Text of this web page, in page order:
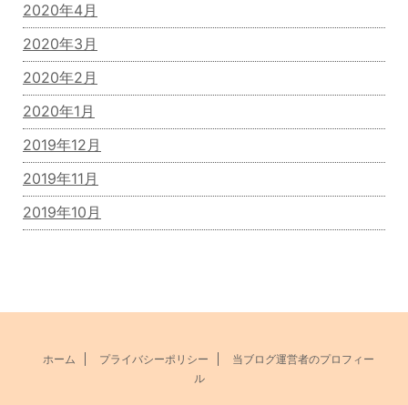
2020年4月
2020年3月
2020年2月
2020年1月
2019年12月
2019年11月
2019年10月
ホーム プライバシーポリシー
当ブログ運営者のプロフィー
ル